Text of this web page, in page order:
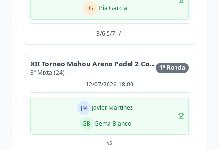
IG
Iria Garcia
3/6 5/7 -/-
XII Torneo Mahou Arena Padel 2 Cat (300MAX)
3ª Mixta (24)
1ª Ronda
12/07/2026 18:00
JM
Javier Martínez
GB Gema Blanco
vs